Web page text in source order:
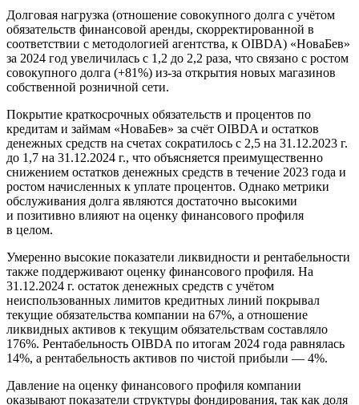
Долговая нагрузка (отношение совокупного долга с учётом
обязательств финансовой аренды, скорректированной в
соответствии с методологией агентства, к OIBDA) «НоваБев»
за 2024 год увеличилась с 1,2 до 2,2 раза, что связано с ростом
совокупного долга (+81%) из-за открытия новых магазинов
собственной розничной сети.
Покрытие краткосрочных обязательств и процентов по
кредитам и займам «НоваБев» за счёт OIBDA и остатков
денежных средств на счетах сократилось с 2,5 на 31.12.2023 г.
до 1,7 на 31.12.2024 г., что объясняется преимущественно
снижением остатков денежных средств в течение 2023 года и
ростом начисленных к уплате процентов. Однако метрики
обслуживания долга являются достаточно высокими
и позитивно влияют на оценку финансового профиля
в целом.
Умеренно высокие показатели ликвидности и рентабельности
также поддерживают оценку финансового профиля. На
31.12.2024 г. остаток денежных средств с учётом
неиспользованных лимитов кредитных линий покрывал
текущие обязательства компании на 67%, а отношение
ликвидных активов к текущим обязательствам составляло
176%. Рентабельность OIBDA по итогам 2024 года равнялась
14%, а рентабельность активов по чистой прибыли — 4%.
Давление на оценку финансового профиля компании
оказывают показатели структуры фондирования, так как доля